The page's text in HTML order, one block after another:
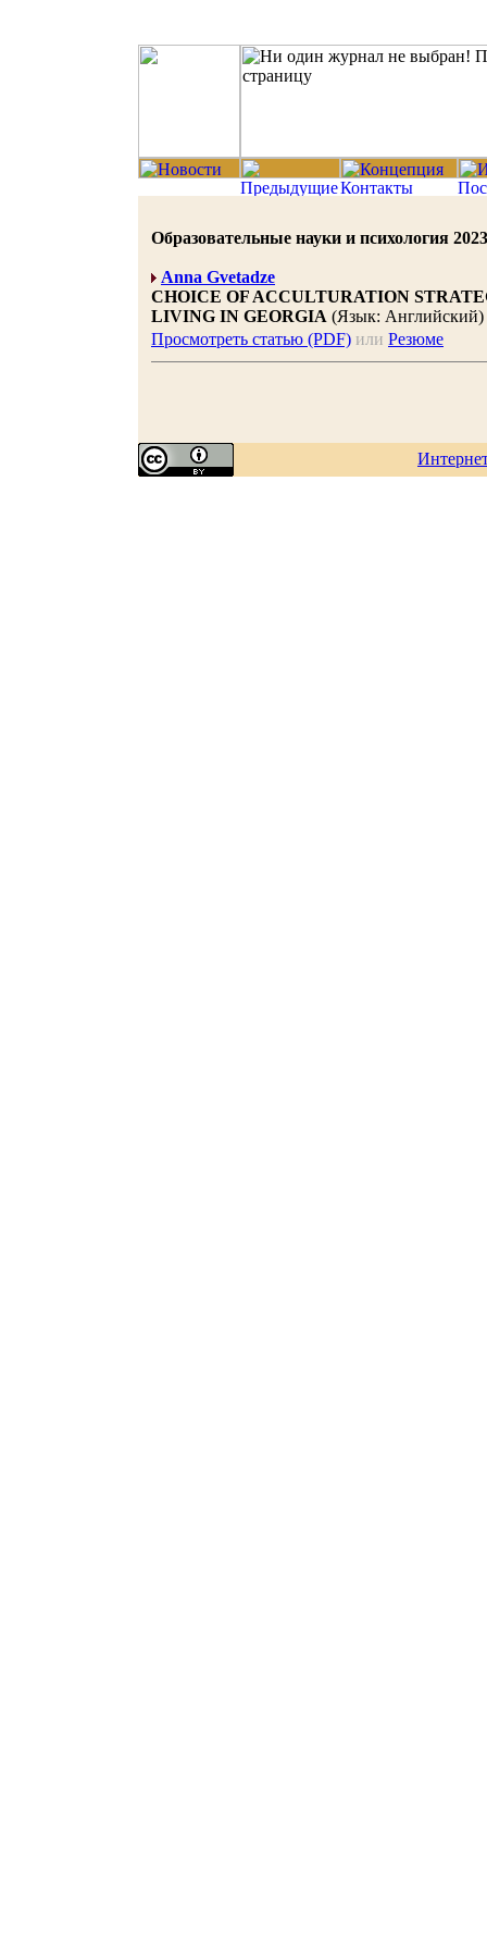
Образовательные науки и психология
Anna Gvetadze
CHOICE OF ACCULTURATION
LIVING IN GEORGIA (Язык: Английский)
Просмотреть статью (PDF) или Резюме